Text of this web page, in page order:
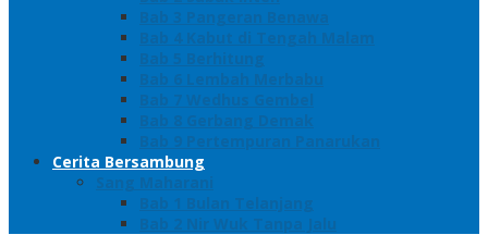
Bab 3 Pangeran Benawa
Bab 4 Kabut di Tengah Malam
Bab 5 Berhitung
Bab 6 Lembah Merbabu
Bab 7 Wedhus Gembel
Bab 8 Gerbang Demak
Bab 9 Pertempuran Panarukan
Cerita Bersambung
Sang Maharani
Bab 1 Bulan Telanjang
Bab 2 Nir Wuk Tanpa Jalu